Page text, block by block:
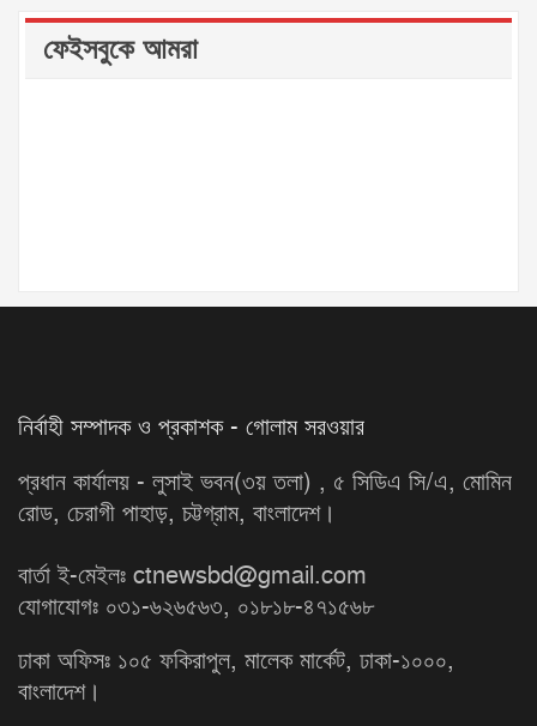
ফেইসবুকে আমরা
নির্বাহী সম্পাদক ও প্রকাশক - গোলাম সরওয়ার
প্রধান কার্যালয় - লুসাই ভবন(৩য় তলা) , ৫ সিডিএ সি/এ, মোমিন
রোড, চেরাগী পাহাড়, চট্টগ্রাম, বাংলাদেশ।
বার্তা ই-মেইলঃ ctnewsbd@gmail.com
যোগাযোগঃ ০৩১-৬২৬৫৬৩, ০১৮১৮-৪৭১৫৬৮
ঢাকা অফিসঃ ১০৫ ফকিরাপুল, মালেক মার্কেট, ঢাকা-১০০০,
বাংলাদেশ।